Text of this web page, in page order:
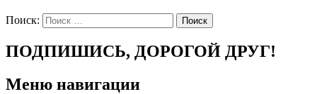
Поиск:
ПОДПИШИСЬ, ДОРОГОЙ ДРУГ!
Меню навигации